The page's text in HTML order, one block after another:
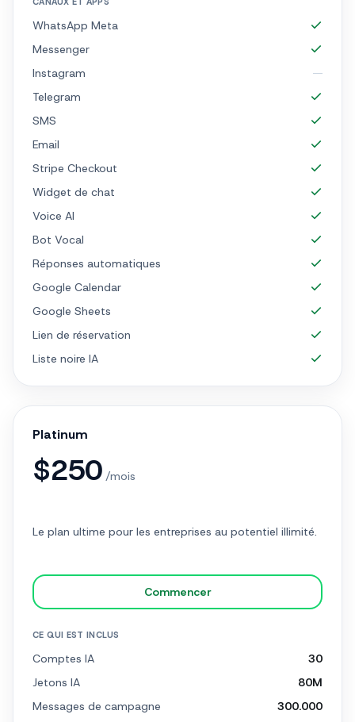
WhatsApp Meta
Messenger
Instagram
Telegram
SMS
Email
Stripe Checkout
Widget de chat
Voice AI
Bot Vocal
Réponses automatiques
Google Calendar
Google Sheets
Lien de réservation
Liste noire IA
Platinum
$250 /mois
Le plan ultime pour les entreprises au potentiel illimité.
Commencer
CE QUI EST INCLUS
Comptes IA
30
Jetons IA
80M
Messages de campagne
300.000